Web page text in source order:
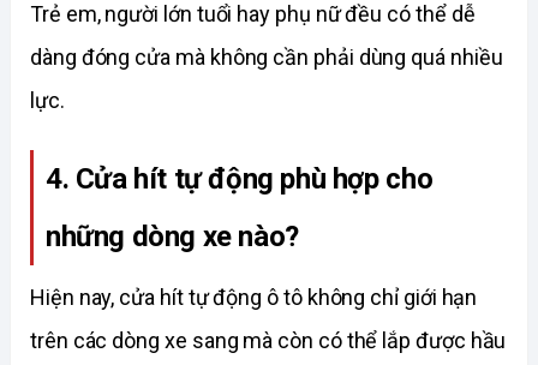
Trẻ em, người lớn tuổi hay phụ nữ đều có thể dễ
dàng đóng cửa mà không cần phải dùng quá nhiều
lực.
4. Cửa hít tự động phù hợp cho
những dòng xe nào?
Hiện nay, cửa hít tự động ô tô không chỉ giới hạn
trên các dòng xe sang mà còn có thể lắp được hầu